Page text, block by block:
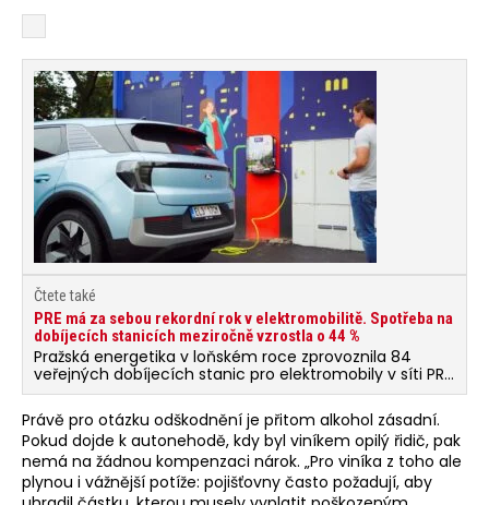
Čtete také
PRE má za sebou rekordní rok v elektromobilitě. Spotřeba na
dobíjecích stanicích meziročně vzrostla o 44 %
Pražská energetika v loňském roce zprovoznila 84
veřejných dobíjecích stanic pro elektromobily v síti PRE
POINT. Majitelé vozů s externím dobíjením tak dnes…
Právě pro otázku odškodnění je přitom alkohol zásadní.
Pokud dojde k autonehodě, kdy byl viníkem opilý řidič, pak
nemá na žádnou kompenzaci nárok. „Pro viníka z toho ale
plynou i vážnější potíže: pojišťovny často požadují, aby